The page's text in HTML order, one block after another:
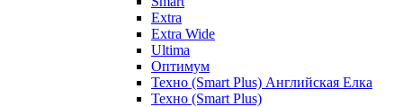
Extra
Extra Wide
Ultima
Оптимум
Техно (Smart Plus) Английская Елка
Техно (Smart Plus)